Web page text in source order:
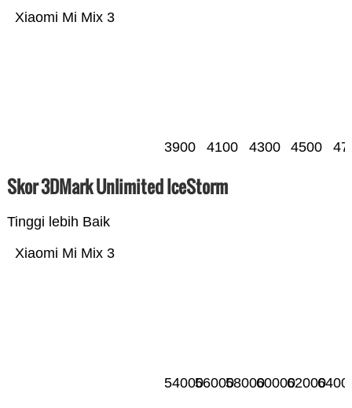
Xiaomi Mi Mix 3
3900 4100 4300 4500
Skor 3DMark Unlimited IceStorm
Tinggi lebih Baik
Xiaomi Mi Mix 3
5400056000580006000062000